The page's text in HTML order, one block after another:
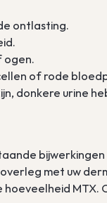
ontlasting.
ogen.
of rode
donkere urine
met uw